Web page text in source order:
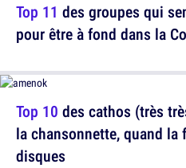
Top 10 des cathos (très
la chansonnette, quand la
disques
Top 11 des groupes qui
pour être à fond dans la